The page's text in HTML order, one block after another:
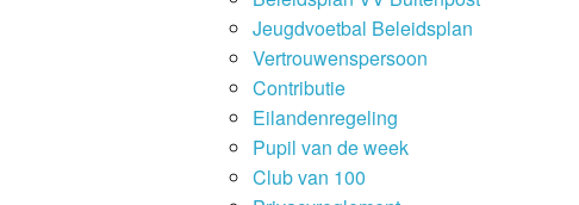
Jeugdvoetbal Beleidsplan
Vertrouwenspersoon
Contributie
Eilandenregeling
Pupil van de week
Club van 100